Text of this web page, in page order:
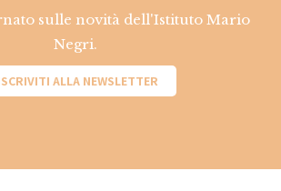
sulle novità dell'Istituto Mario
Negri.
ALLA NEWSLETTER